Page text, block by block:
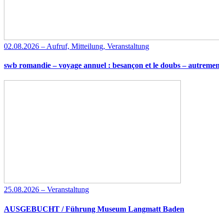
02.08.2026 – Aufruf, Mitteilung, Veranstaltung
swb romandie – voyage annuel : besançon et le doubs –
25.08.2026 – Veranstaltung
AUSGEBUCHT / Führung Museum Langmatt Baden